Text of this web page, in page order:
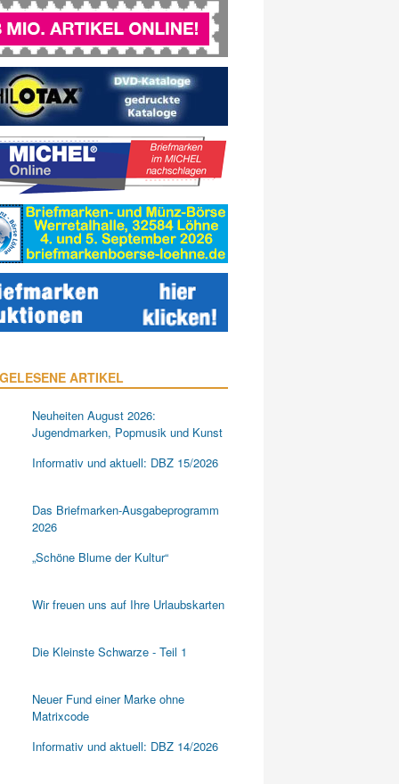
ARTIKEL
Neuheiten August 2026:
Jugendmarken, Popmusik und Kunst
Informativ und aktuell: DBZ 15/2026
Das Briefmarken-Ausgabeprogramm
2026
„Schöne Blume der Kultur“
Wir freuen uns auf Ihre Urlaubskarten
Die Kleinste Schwarze - Teil 1
Neuer Fund einer Marke ohne
Matrixcode
Informativ und aktuell: DBZ 14/2026